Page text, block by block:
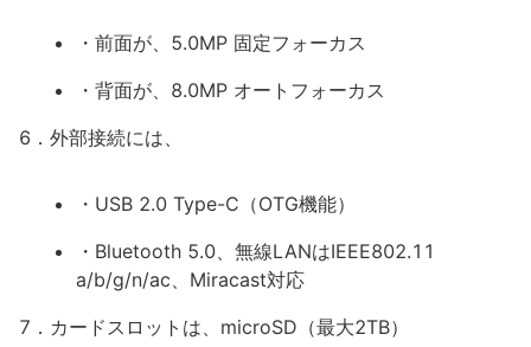
・前面が、5.0MP 固定フォーカス
・背面が、8.0MP オートフォーカス
6．外部接続には、
・USB 2.0 Type-C（OTG機能）
・Bluetooth 5.0、無線LANはIEEE802.11
a/b/g/n/ac、Miracast対応
7．カードスロットは、microSD（最大2TB）